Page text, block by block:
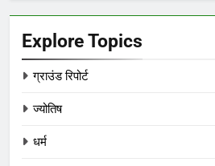
Explore Topics
ग्राउंड रिपोर्ट
ज्योतिष
धर्म